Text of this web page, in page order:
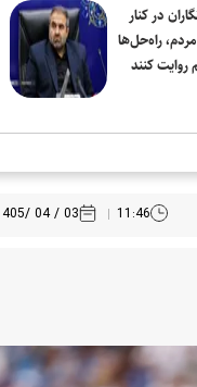
در کنار
راه‌حل‌ها
روایت کنند
11:46
03 / 04 /1405